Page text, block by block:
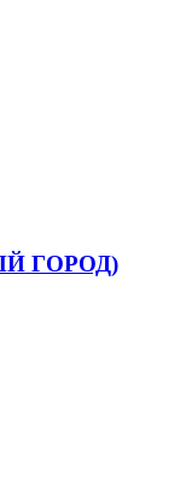
ГОРОД)